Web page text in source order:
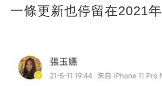
一條更新也停留在2021年